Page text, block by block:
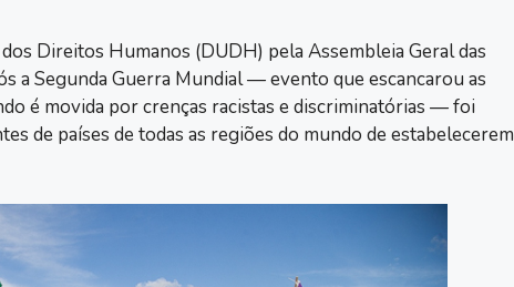
Direitos Humanos (DUDH) pela Assembleia Geral das
a Segunda Guerra Mundial — evento que escancarou as
é movida por crenças racistas e discriminatórias — foi
de países de todas as regiões do mundo de estabelecerem